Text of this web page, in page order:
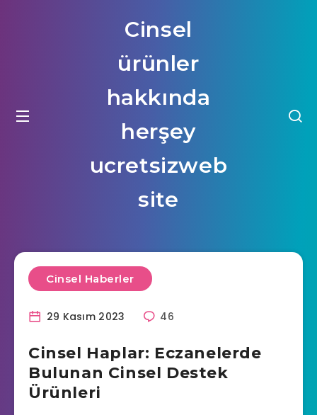
Cinsel
ürünler
hakkında
herşey
ucretsizweb
site
Cinsel Haberler
29 Kasım 2023 46
Cinsel Haplar: Eczanelerde
Bulunan Cinsel Destek
Ürünleri